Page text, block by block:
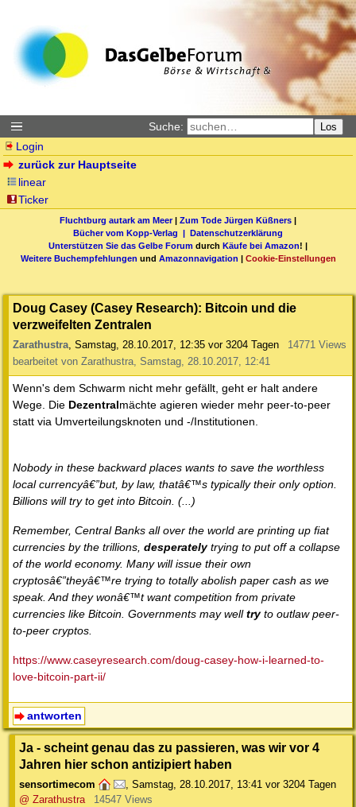
Suche: Los
Login
zurück zur Hauptseite
linear
Ticker
Fluchtburg autark am Meer| Zum Tode Jürgen Küßners |
Bücher vom Kopp-Verlag | Datenschutzerklärung
Unterstützen Sie das Gelbe Forum durch Käufe bei Amazon! |
Weitere Buchempfehlungen und Amazonnavigation | Cookie-Einstellungen
Doug Casey (Casey Research): Bitcoin und die
verzweifelten Zentralen
Zarathustra, Samstag, 28.10.2017, 12:35 vor 3204 Tagen
14771 Views
bearbeitet von Zarathustra, Samstag, 28.10.2017, 12:41
Wenn's dem Schwarm nicht mehr gefällt, geht er halt andere
Wege. Die Dezentralmächte agieren wieder mehr peer-to-peer
statt via Umverteilungsknoten und -/Institutionen.
Nobody in these backward places wants to save the worthless
local currencyâ€”but, by law, thatâ€™s typically their only option.
Billions will try to get into Bitcoin. (...)
Remember, Central Banks all over the world are printing up fiat
currencies by the trillions, desperatelytrying to put off a collapse
of the world economy. Many will issue their own
cryptosâ€”theyâ€™re trying to totally abolish paper cash as we
speak. And they wonâ€™t want competition from private
currencies like Bitcoin. Governments may welltryto outlaw peer-
to-peer cryptos.
https://www.caseyresearch.com/doug-casey-how-i-learned-to-
love-bitcoin-part-ii/
antworten
Ja - scheint genau das zu passieren, was wir vor 4
Jahren hier schon antizipiert haben
sensortimecom , Samstag, 28.10.2017, 13:41 vor 3204 Tagen
@ Zarathustra
14547 Views